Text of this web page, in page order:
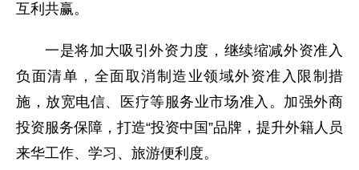
互利共赢。
一是将加大吸引外资力度，继续缩减外资准入
负面清单，全面取消制造业领域外资准入限制措
施，放宽电信、医疗等服务业市场准入。加强外商
投资服务保障，打造“投资中国”品牌，提升外籍人员
来华工作、学习、旅游便利度。